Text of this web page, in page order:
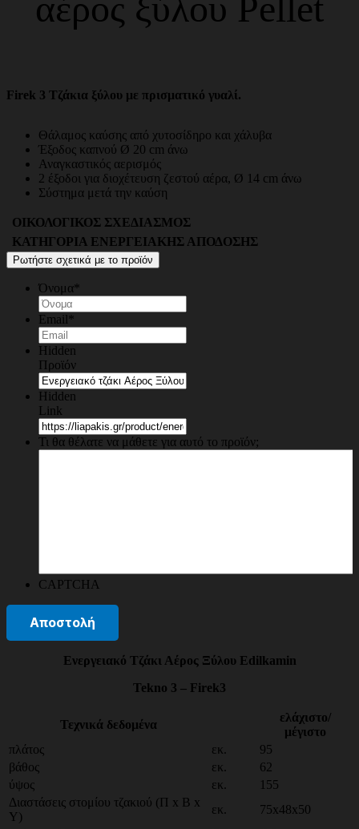
αέρος ξύλου Pellet
Firek 3 Tζάκια ξύλου με πρισματικό γυαλί.
Θάλαμος καύσης από χυτοσίδηρο και χάλυβα
Έξοδος καπνού Ø 20 cm άνω
Αναγκαστικός αερισμός
2 έξοδοι για διοχέτευση ζεστού αέρα, Ø 14 cm άνω
Σύστημα μετά την καύση
ΟΙΚΟΛΟΓΙΚΟΣ ΣΧΕΔΙΑΣΜΟΣ
ΚΑΤΗΓΟΡΙΑ ΕΝΕΡΓΕΙΑΚΗΣ ΑΠΟΔΟΣΗΣ
Ρωτήστε σχετικά με το προϊόν
Όνομα*
Email*
Hidden
Προϊόν
Hidden
Link
Τι θα θέλατε να μάθετε για αυτό το προϊόν;
CAPTCHA
Ενεργειακό Τζάκι Αέρος Ξύλου Edilkamin
Tekno 3 – Firek3
Τεχνικά δεδομένα
ελάχιστο/
μέγιστο
πλάτος
εκ.
95
βάθος
εκ.
62
ύψος
εκ.
155
Διαστάσεις στομίου τζακιού (Π x Β x
Υ)
εκ.
75x48x50